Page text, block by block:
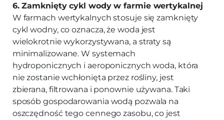
6. Zamknięty cykl wody w farmie wertykalnej
W farmach wertykalnych stosuje się zamknięty
cykl wodny, co oznacza, że woda jest
wielokrotnie wykorzystywana, a straty są
minimalizowane. W systemach
hydroponicznych i aeroponicznych woda, która
nie zostanie wchłonięta przez rośliny, jest
zbierana, filtrowana i ponownie używana. Taki
sposób gospodarowania wodą pozwala na
oszczędność tego cennego zasobu, co jest